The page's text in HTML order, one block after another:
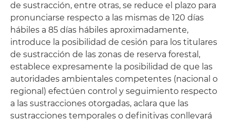
de sustracción, entre otras, se reduce el plazo para
pronunciarse respecto a las mismas de 120 días
hábiles a 85 días hábiles aproximadamente,
introduce la posibilidad de cesión para los titulares
de sustracción de las zonas de reserva forestal,
establece expresamente la posibilidad de que las
autoridades ambientales competentes (nacional o
regional) efectúen control y seguimiento respecto
a las sustracciones otorgadas, aclara que las
sustracciones temporales o definitivas conllevará